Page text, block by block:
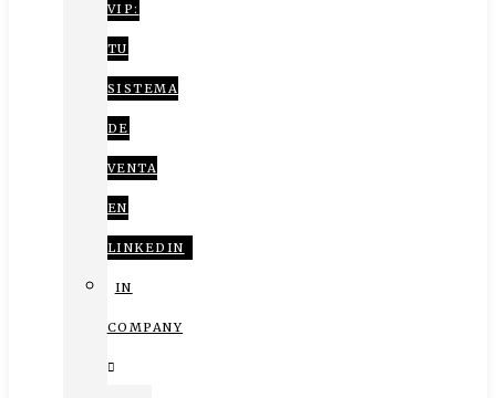
VIP:
TU
SISTEMA
DE
VENTA
EN
LINKEDIN
IN
COMPANY